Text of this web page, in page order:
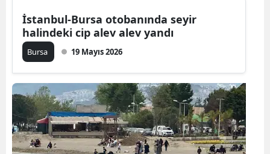
Gaziantep
Giresun
Gümüşhane
İstanbul-Bursa otobanında seyir
halindeki cip alev alev yandı
Bursa 19 Mayıs 2026